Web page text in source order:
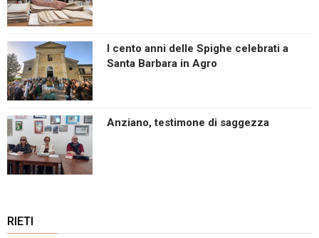
I cento anni delle Spighe celebrati a
Santa Barbara in Agro
Anziano, testimone di saggezza
RIETI